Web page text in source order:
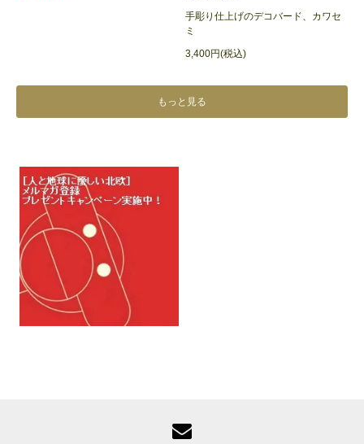
手彫り仕上げのデコバード、カワセ
ミ
3,400円(税込)
もっと見る